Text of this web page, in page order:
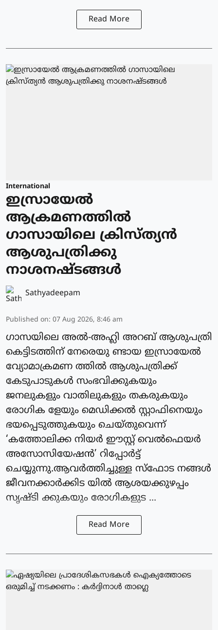
Read More
International
ഇസ്രായേല്‍
ആക്രമണത്തില്‍
ഗാസായിലെ ക്രിസ്ത്യന്‍
ആശുപത്രിക്കു
നാശനഷ്ടങ്ങള്‍
Sathyadeepam
Published on: 07 Aug 2026, 8:46 am
ഗാസയിലെ അല്‍-അഹ്ലി അറബ് ആശുപത്രി
കെട്ടിടത്തിന് നേരെയു ണ്ടായ ഇസ്രായേല്‍
വ്യോമാക്രമണ ത്തില്‍ ആശുപത്രിക്ക്
കേടുപാടുകള്‍ സംഭവിക്കുകയും
ജനലുകളും വാതിലുകളും തകരുകയും
രോഗിക ളേയും മെഡിക്കല്‍ സ്റ്റാഫിനെയും
ഭയപ്പെടുത്തുകയും ചെയ്തുവെന്ന്
‘കത്തോലിക്ക നിയര്‍ ഈസ്റ്റ് വെല്‍ഫെയര്‍
അസോസിയേഷന്‍’ റിപ്പോര്‍ട്ട്
ചെയ്യുന്നു.ആവര്‍ത്തിച്ചുള്ള സ്‌ഫോട നങ്ങള്‍
ജീവനക്കാര്‍ക്കിട യില്‍ ആശയക്കുഴപ്പം
സൃഷ്ടി ക്കുകയും രോഗികളുട ...
Read More